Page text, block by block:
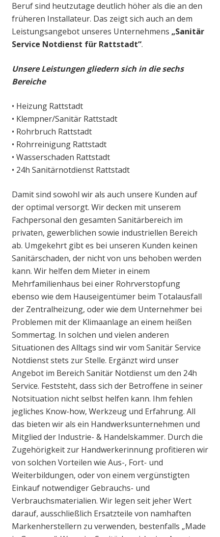
Beruf sind heutzutage deutlich höher als die an den
früheren Installateur. Das zeigt sich auch an dem
Leistungsangebot unseres Unternehmens „Sanitär
Service Notdienst für Rattstadt“.
Unsere Leistungen gliedern sich in die sechs
Bereiche
• Heizung Rattstadt
• Klempner/Sanitär Rattstadt
• Rohrbruch Rattstadt
• Rohrreinigung Rattstadt
• Wasserschaden Rattstadt
• 24h Sanitärnotdienst Rattstadt
Damit sind sowohl wir als auch unsere Kunden auf
der optimal versorgt. Wir decken mit unserem
Fachpersonal den gesamten Sanitärbereich im
privaten, gewerblichen sowie industriellen Bereich
ab. Umgekehrt gibt es bei unseren Kunden keinen
Sanitärschaden, der nicht von uns behoben werden
kann. Wir helfen dem Mieter in einem
Mehrfamilienhaus bei einer Rohrverstopfung
ebenso wie dem Hauseigentümer beim Totalausfall
der Zentralheizung, oder wie dem Unternehmer bei
Problemen mit der Klimaanlage an einem heißen
Sommertag. In solchen und vielen anderen
Situationen des Alltags sind wir vom Sanitär Service
Notdienst stets zur Stelle. Ergänzt wird unser
Angebot im Bereich Sanitär Notdienst um den 24h
Service. Feststeht, dass sich der Betroffene in seiner
Notsituation nicht selbst helfen kann. Ihm fehlen
jegliches Know-how, Werkzeug und Erfahrung. All
das bieten wir als ein Handwerksunternehmen und
Mitglied der Industrie- & Handelskammer. Durch die
Zugehörigkeit zur Handwerkerinnung profitieren wir
von solchen Vorteilen wie Aus-, Fort- und
Weiterbildungen, oder von einem vergünstigten
Einkauf notwendiger Gebrauchs- und
Verbrauchsmaterialien. Wir legen seit jeher Wert
darauf, ausschließlich Ersatzteile von namhaften
Markenherstellern zu verwenden, bestenfalls „Made